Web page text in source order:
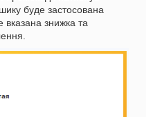
буде застосована
вказана знижка та